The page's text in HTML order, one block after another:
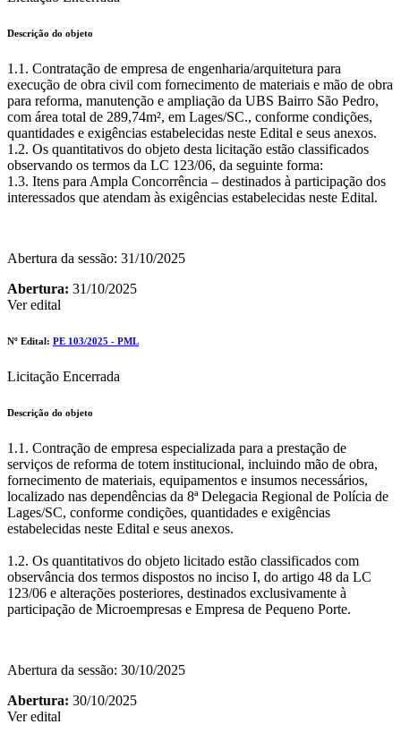
Descrição do objeto
1.1. Contratação de empresa de engenharia/arquitetura para
execução de obra civil com fornecimento de materiais e mão de obra
para reforma, manutenção e ampliação da UBS Bairro São Pedro,
com área total de 289,74m², em Lages/SC., conforme condições,
quantidades e exigências estabelecidas neste Edital e seus anexos.
1.2. Os quantitativos do objeto desta licitação estão classificados
observando os termos da LC 123/06, da seguinte forma:
1.3. Itens para Ampla Concorrência – destinados à participação dos
interessados que atendam às exigências estabelecidas neste Edital.
Abertura da sessão: 31/10/2025
Abertura: 31/10/2025
Ver edital
Nº Edital: PE 103/2025 - PML
Licitação Encerrada
Descrição do objeto
1.1. Contração de empresa especializada para a prestação de
serviços de reforma de totem institucional, incluindo mão de obra,
fornecimento de materiais, equipamentos e insumos necessários,
localizado nas dependências da 8ª Delegacia Regional de Polícia de
Lages/SC, conforme condições, quantidades e exigências
estabelecidas neste Edital e seus anexos.
1.2. Os quantitativos do objeto licitado estão classificados com
observância dos termos dispostos no inciso I, do artigo 48 da LC
123/06 e alterações posteriores, destinados exclusivamente à
participação de Microempresas e Empresa de Pequeno Porte.
Abertura da sessão: 30/10/2025
Abertura: 30/10/2025
Ver edital